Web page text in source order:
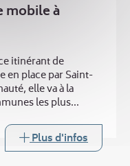
mobile à
itinérant de
en place par Saint-
elle va à la
les plus
Plus d'infos